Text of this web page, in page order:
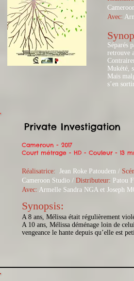
Avec:
Séparés
retrouve
Mukété,
Mais
s’en
Private Investigation
Cameroun - 2017
Court métrage - HD - Couleur - 13
Réalisatrice: Jean Roke Patoudem /
Cameroon Studio / Distributeur: Patou
Avec: Armelle Sandra NGA et Joseph
Synopsis:​​
A 8 ans, Mélissa était régulièrement
A 10 ans, Mélissa déménage loin de
vengeance le hante depuis qu’elle est